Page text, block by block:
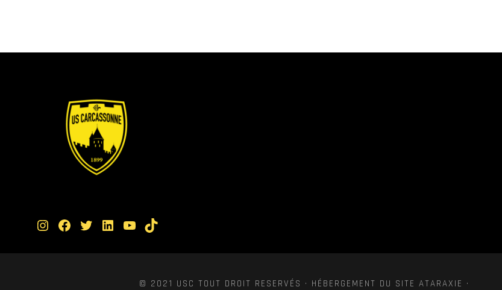
Instagram Facebook Twitter LinkedIn YouTube TikTok
© 2021 USC TOUT DROIT RESERVÉS · HÉBERGEMENT DU SITE ATARAXIE ·